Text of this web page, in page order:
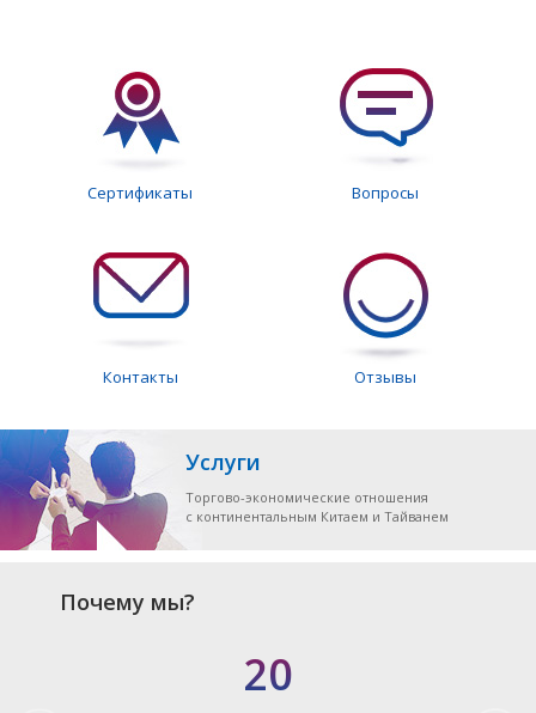
Сертификаты Вопросы
Контакты Отзывы
Услуги
Торгово-экономические отношения
с континентальным Китаем и Тайванем
Почему мы?
20